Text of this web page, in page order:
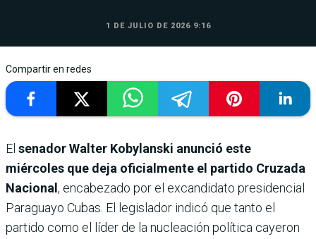
1 DE JULIO DE 2026 9:16
Compartir en redes
El senador Walter Kobylanski anunció este
miércoles que deja oficialmente el partido Cruzada
Nacional , encabezado por el excandidato presidencial
Paraguayo Cubas. El legislador indicó que tanto el
partido como el líder de la nucleación política cayeron